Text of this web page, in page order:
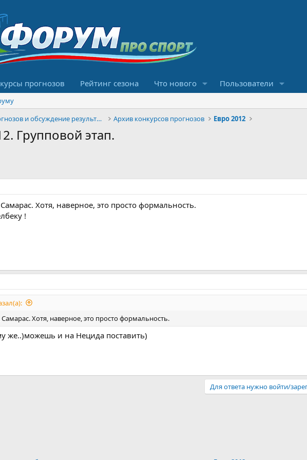
прогнозов Рейтинг сезона Что нового Пользователи
Конкурсы прогнозов и обсуждение результатов Архив конкурсов прогнозов Евро 2012
Групповой этап.
Хотя, наверное, это просто формальность.
!
Хотя, наверное, это просто формальность.
же..)можешь и на Нецида поставить)
Для ответа нужно войти/